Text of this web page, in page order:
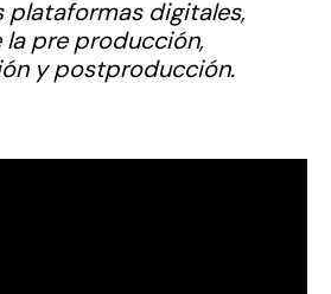
plataformas digitales,
la pre producción,
y postproducción.